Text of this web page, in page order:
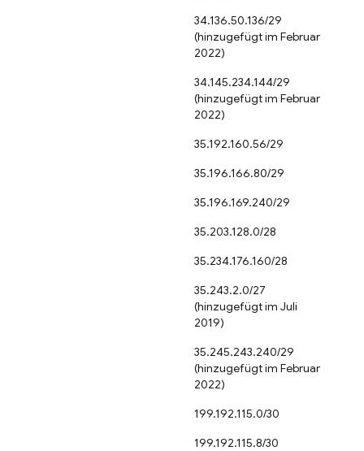
34.136.50.136/29
(hinzugefügt im Februar
2022)
34.145.234.144/29
(hinzugefügt im Februar
2022)
35.192.160.56/29
35.196.166.80/29
35.196.169.240/29
35.203.128.0/28
35.234.176.160/28
35.243.2.0/27
(hinzugefügt im Juli
2019)
35.245.243.240/29
(hinzugefügt im Februar
2022)
199.192.115.0/30
199.192.115.8/30